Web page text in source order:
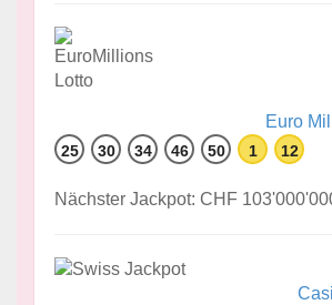
Euro
25 30 34 46 50 1 12
Nächster Jackpot: CHF